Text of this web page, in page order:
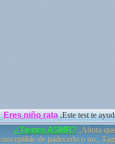
Eres niño rata,Este test te
¿Tienes ASMR? ,Ahora
susceptible de padecerlo o no..